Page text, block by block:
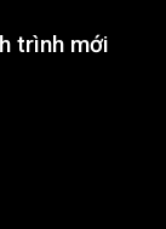
trình mới